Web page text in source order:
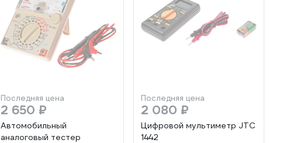
Последняя цена
2 650 ₽
Автомобильный
аналоговый тестер
Последняя цена
2 080 ₽
Цифровой мультиметр JTC
1442